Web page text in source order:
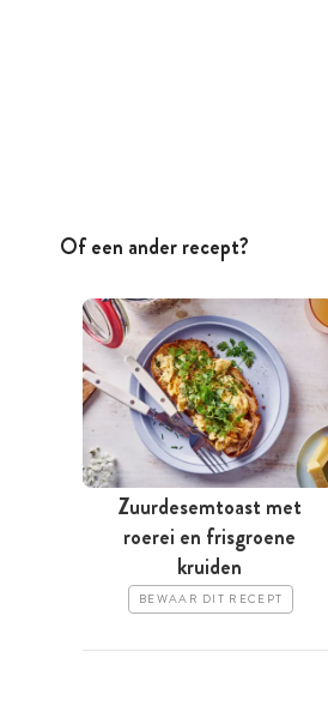
Of een ander recept?
Zuurdesemtoast met
roerei en frisgroene
kruiden
BEWAAR DIT RECEPT